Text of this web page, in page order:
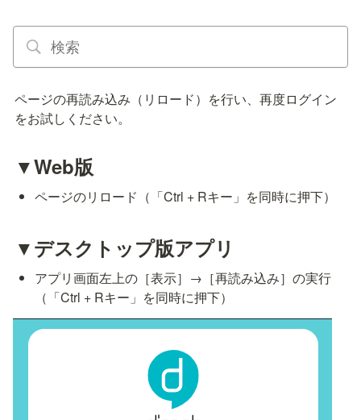
ページの再読み込み（リロード）を行い、再度ログイン
をお試しください。
▼Web版
ページのリロード（「Ctrl + Rキー」を同時に押下）
▼デスクトップ版アプリ
アプリ画面左上の［表示］→［再読み込み］の実行
（「Ctrl + Rキー」を同時に押下）